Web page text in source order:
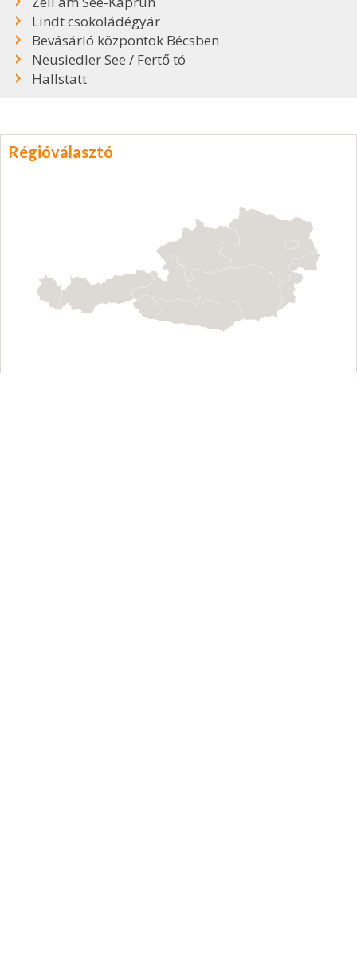
Lindt csokoládégyár
Bevásárló központok Bécsben
Neusiedler See / Fertő tó
Hallstatt
Régióválasztó